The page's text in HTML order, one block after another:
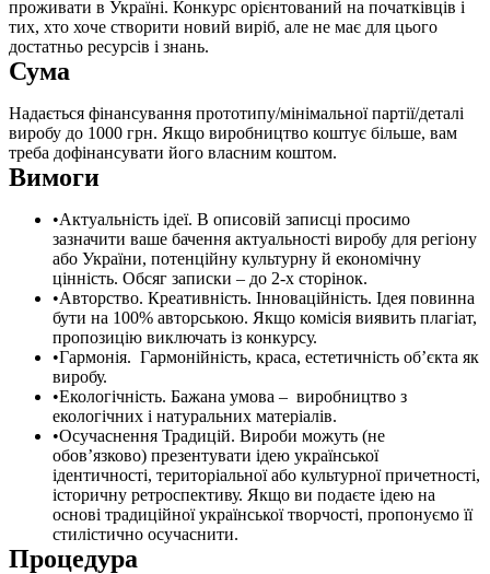
проживати в Україні. Конкурс орієнтований на початківців і
тих, хто хоче створити новий виріб, але не має для цього
достатньо ресурсів і знань.
Сума
Надається фінансування прототипу/мінімальної партії/деталі
виробу до 1000 грн. Якщо виробництво коштує більше, вам
треба дофінансувати його власним коштом.
Вимоги
Актуальність ідеї. В описовій записці просимо
зазначити ваше бачення актуальності виробу для регіону
або України, потенційну культурну й економічну
цінність. Обсяг записки – до 2-х сторінок.
Авторство. Креативність. Інноваційність. Ідея повинна
бути на 100% авторською. Якщо комісія виявить плагіат,
пропозицію виключать із конкурсу.
Гармонія. Гармонійність, краса, естетичність об’єкта як
виробу.
Екологічність. Бажана умова – виробництво з
екологічних і натуральних матеріалів.
Осучаснення Традицій. Вироби можуть (не
обов’язково) презентувати ідею української
ідентичності, територіальної або культурної причетності,
історичну ретроспективу. Якщо ви подаєте ідею на
основі традиційної української творчості, пропонуємо її
стилістично осучаснити.
Процедура